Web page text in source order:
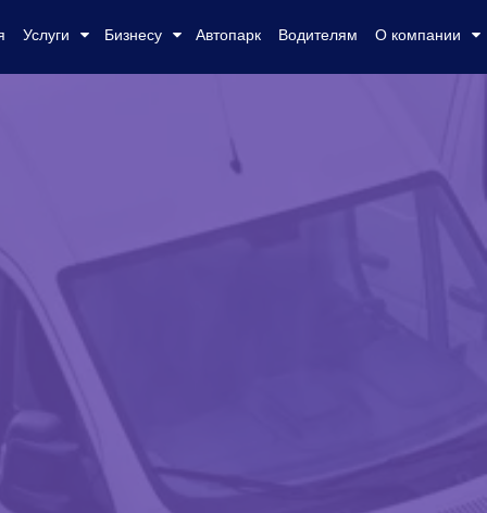
Услуги Бизнесу Автопарк Водителям О компании